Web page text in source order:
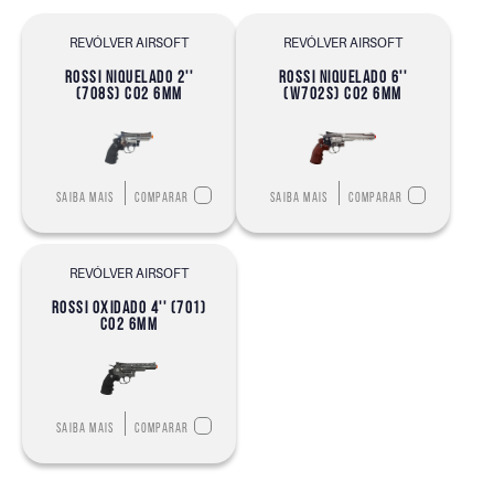
REVÓLVER AIRSOFT
ROSSI NIQUELADO 2''
(708S) CO2 6MM
Saiba mais Comparar
REVÓLVER AIRSOFT
ROSSI NIQUELADO 6''
(W702S) CO2 6MM
Saiba mais Comparar
REVÓLVER AIRSOFT
ROSSI OXIDADO 4'' (701)
CO2 6MM
Saiba mais Comparar